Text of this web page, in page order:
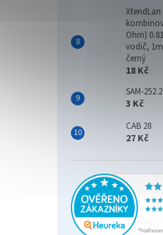
Ohm)
vodič,
černý
18 Kč
SAM-
3 Kč
CAB 28
27 Kč